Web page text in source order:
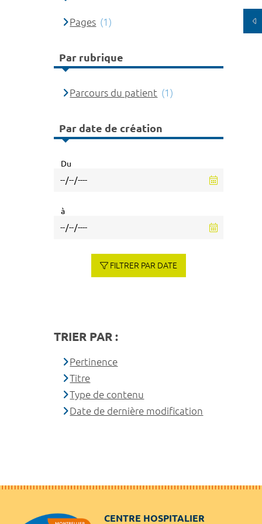
Pages (1)
Par rubrique
Parcours du patient (1)
Par date de création
Du
à
FILTRER PAR DATE
TRIER PAR :
Pertinence
Titre
Type de contenu
Date de dernière modification
CENTRE HOSPITALIER